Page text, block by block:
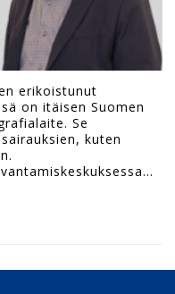
erikoistunut
on itäisen Suomen
Se
kuten